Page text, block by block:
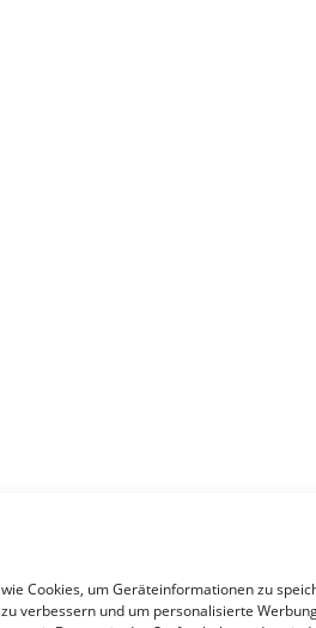
Cookies, um Geräteinformationen zu
verbessern und um personalisierte